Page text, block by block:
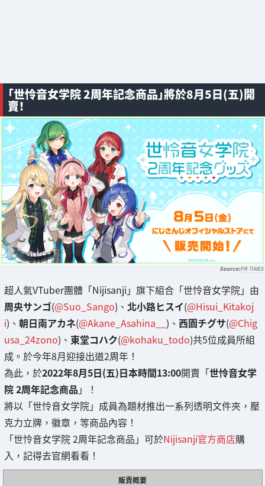
「世怜音女学院 2周年記念商品」將於8月5日(五)開
賣！
PR TIMES
超人氣VTuber團體「Nijisanji」旗下組合「世怜音女学院」由
周央サンゴ(@Suo_Sango)、 北小路ヒスイ(@Hisui_Kitakoj
i)、 朝日南アカネ(@Akane_Asahina__ )、 西園チグサ(@Chig
usa_24zono)、 東堂コハク(@kohaku_todo)共5位成員所組
成。於今年8月迎接出道2周年！
為此，於2022年8月5日(五)日本時間13:00開賣「世怜音女学
院 2周年記念商品 」！
將以「世怜音女学院」成員為題材推出一系列透明文件夾，壓
克力立牌，徽章，等商品內容！
「世怜音女学院 2周年記念商品」可於Nijisanji官方商店購
入，記得去官網看看！
販賣概要